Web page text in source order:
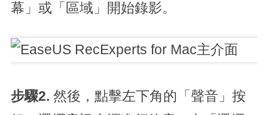
幕」或「區域」開始錄影。
步驟2. 然後，點擊左下角的「聲音」按